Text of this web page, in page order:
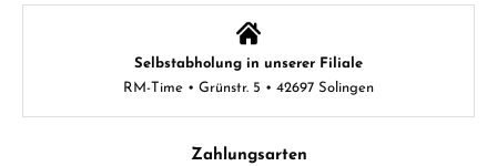
Selbstabholung in unserer Filiale
RM-Time • Grünstr. 5 • 42697 Solingen
Zahlungsarten